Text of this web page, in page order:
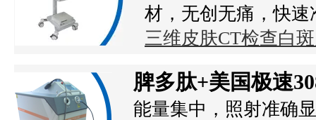
材，无创无痛，快速
三维皮肤CT检查白
脾多肽+美国极速
能量集中，照射准确